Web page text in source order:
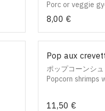
Porc or veggie
8,00 €
Pop aux
ポップコーンシ
Popcorn shrimps
11,50 €